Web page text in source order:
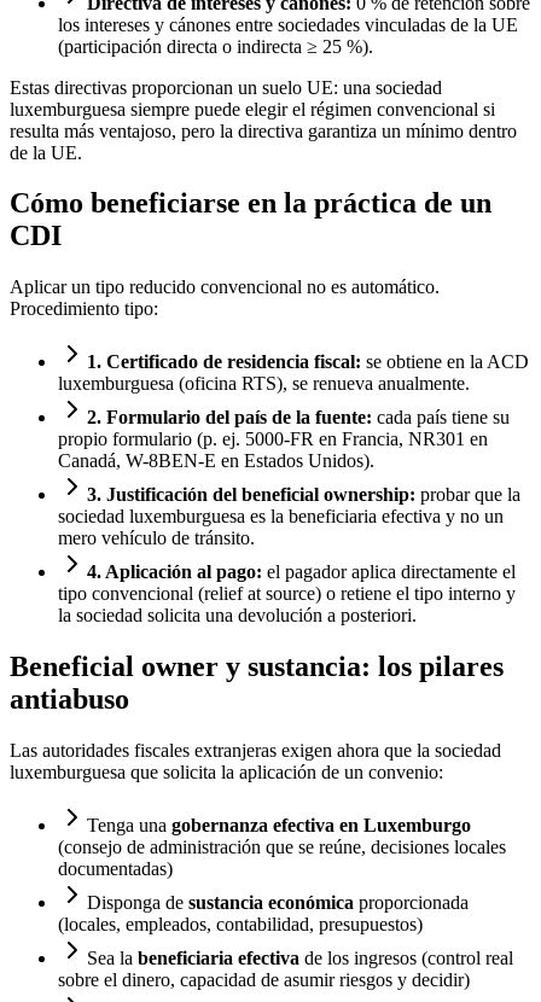
los intereses y cánones entre sociedades vinculadas de la UE
(participación directa o indirecta ≥ 25 %).
Estas directivas proporcionan un suelo UE: una sociedad
luxemburguesa siempre puede elegir el régimen convencional si
resulta más ventajoso, pero la directiva garantiza un mínimo dentro
de la UE.
Cómo beneficiarse en la práctica de un
CDI
Aplicar un tipo reducido convencional no es automático.
Procedimiento tipo:
1. Certificado de residencia fiscal: se obtiene en la ACD
luxemburguesa (oficina RTS), se renueva anualmente.
2. Formulario del país de la fuente: cada país tiene su
propio formulario (p. ej. 5000-FR en Francia, NR301 en
Canadá, W-8BEN-E en Estados Unidos).
3. Justificación del beneficial ownership: probar que la
sociedad luxemburguesa es la beneficiaria efectiva y no un
mero vehículo de tránsito.
4. Aplicación al pago: el pagador aplica directamente el
tipo convencional (relief at source) o retiene el tipo interno y
la sociedad solicita una devolución a posteriori.
Beneficial owner y sustancia: los pilares
antiabuso
Las autoridades fiscales extranjeras exigen ahora que la sociedad
luxemburguesa que solicita la aplicación de un convenio:
Tenga una gobernanza efectiva en Luxemburgo
(consejo de administración que se reúne, decisiones locales
documentadas)
Disponga de sustancia económica proporcionada
(locales, empleados, contabilidad, presupuestos)
Sea la beneficiaria efectiva de los ingresos (control real
sobre el dinero, capacidad de asumir riesgos y decidir)